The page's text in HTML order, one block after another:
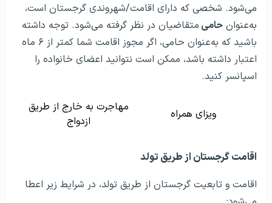
به‌عنوان حامیمتقاضیان در نظر گرفته می‌شود. توجه داشته
باشید که به‌عنوان حامی، اگر مجوز اقامت شما کمتر از ۶ ماه
اعتبار داشته باشد، ممکن است نتوانید اعضای خانواده را
اسپانسر کنید.
ازدواج
اقامت و تابعیت گرجستان از طریق تولد، در شرایط زیر اعطا
می‌شود: